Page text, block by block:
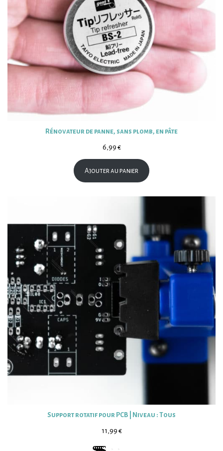
Rénovateur de panne, sans plomb, en pâte
6,99 €
Ajouter au panier
Support rotatif pour PCB | Niveau : Tous
11,99 €